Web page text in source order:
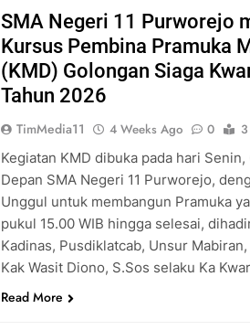
SMA Negeri 11 Purworejo
Kursus Pembina Pramuka
(KMD) Golongan Siaga
Tahun 2026
TimMedia11 4 Weeks Ago 0
Kegiatan KMD dibuka pada hari
Depan SMA Negeri 11 Purworejo,
Unggul untuk membangun Pramuka
pukul 15.00 WIB hingga selesai,
Kadinas, Pusdiklatcab, Unsur
Kak Wasit Diono, S.Sos selaku Ka
Read More